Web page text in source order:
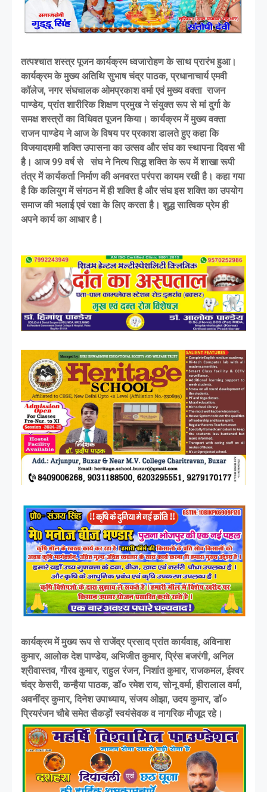
तत्पश्चात शस्त्र पूजन कार्यक्रम ध्वजारोहण के साथ प्रारंभ हुआ।
कार्यक्रम के मुख्य अतिथि सुभाष चंद्र पाठक, प्रधानाचार्य एमवी
कॉलेज, नगर संघचालक ओमप्रकाश वर्मा एवं मुख्य वक्ता राजन
पाण्डेय, प्रांत शारीरिक शिक्षण प्रमुख ने संयुक्त रूप से मां दुर्गा के
समक्ष शस्त्रों का विधिवत पूजन किया। कार्यक्रम में मुख्य वक्ता
राजन पाण्डेय ने आज के विषय पर प्रकाश डालते हुए कहा कि
विजयादशमी शक्ति उपासना का उत्सव और संघ का स्थापना दिवस भी
है। आज 99 वर्ष से संघ ने नित्य सिद्ध शक्ति के रूप में शाखा रूपी
तंत्र में कार्यकर्ता निर्माण की अनवरत परंपरा कायम रखी है। कहा गया
है कि कलियुग में संगठन में ही शक्ति है और संघ इस शक्ति का उपयोग
समाज की भलाई एवं रक्षा के लिए करता है। शुद्ध सात्विक प्रेम ही
अपने कार्य का आधार है।
कार्यक्रम में मुख्य रूप से राजेंद्र प्रसाद प्रांत कार्यवाह, अविनाश
कुमार, आलोक देश पाण्डेय, अभिजीत कुमार, प्रिंस बजरंगी, अनिल
श्रीवास्तव, गौरव कुमार, राहुल रंजन, निशांत कुमार, राजकमल, ईश्वर
चंद्र केसरी, कन्हैया पाठक, डॉ० रमेश राय, सोनू वर्मा, हीरालाल वर्मा,
अवनींद्र कुमार, दिनेश उपाध्याय, संजय ओझा, उदय कुमार, डॉ०
प्रियरंजन चौबे समेत सैकड़ों स्वयंसेवक व नागरिक मौजूद रहे।